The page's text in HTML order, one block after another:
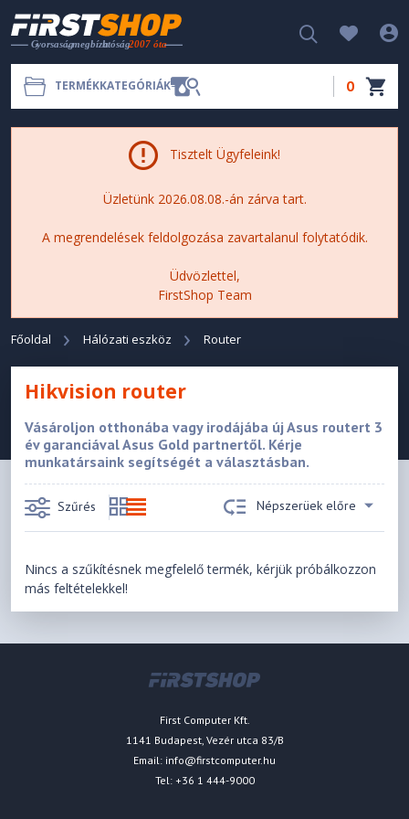
TERMÉKKATEGÓRIÁK 0
Tisztelt Ügyfeleink!
Üzletünk 2026.08.08.-án zárva tart.
A megrendelések feldolgozása zavartalanul folytatódik.
Üdvözlettel,
FirstShop Team
Főoldal Hálózati eszköz Router
Hikvision router
Vásároljon otthonába vagy irodájába új Asus routert 3
év garanciával Asus Gold partnertől. Kérje
munkatársaink segítségét a választásban.
Szűrés Népszerüek előre
Nincs a szűkítésnek megfelelő termék, kérjük próbálkozzon
más feltételekkel!
First Computer Kft.
1141 Budapest, Vezér utca 83/B
Email: info@firstcomputer.hu
Tel: +36 1 444-9000